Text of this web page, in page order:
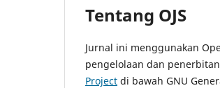
Tentang OJS
Jurnal ini menggunakan
pengelolaan dan
Project di bawah GNU